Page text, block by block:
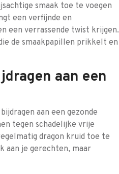
smaak toe te voegen
een verfijnde en
een verrassende twist krijgen.
de smaakpapillen prikkelt en
aan een
aan een gezonde
tegen schadelijke vrije
dragon kruid toe te
aan je gerechten, maar